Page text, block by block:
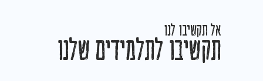
אל תקשיבו לנו
תקשיבו לתלמידים שלנו